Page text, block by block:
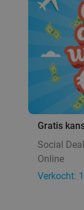
Gratis
Social
Online
Verkocht: